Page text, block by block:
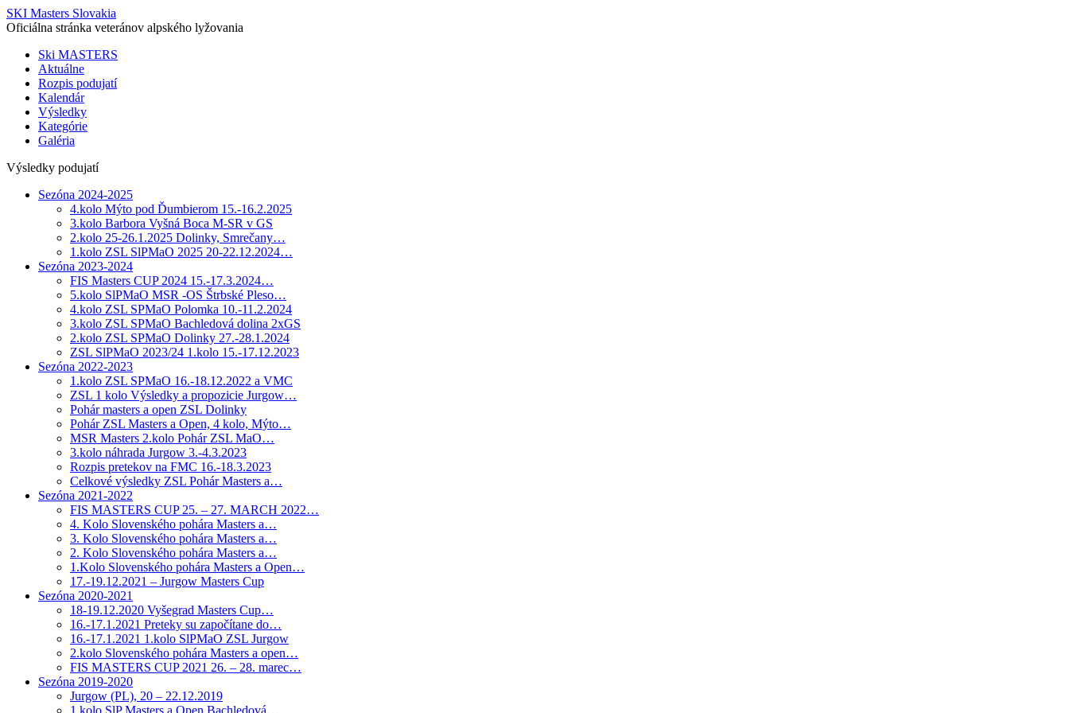
SKI Masters Slovakia
Oficiálna stránka veteránov alpského lyžovania
Ski MASTERS
Aktuálne
Rozpis podujatí
Kalendár
Výsledky
Kategórie
Galéria
Výsledky podujatí
Sezóna 2024-2025
4.kolo Mýto pod Ďumbierom 15.-16.2.2025
3.kolo Barbora Vyšná Boca M-SR v GS
2.kolo 25-26.1.2025 Dolinky, Smrečany…
1.kolo ZSL SlPMaO 2025 20-22.12.2024…
Sezóna 2023-2024
FIS Masters CUP 2024 15.-17.3.2024…
5.kolo SlPMaO MSR -OS Štrbské Pleso…
4.kolo ZSL SPMaO Polomka 10.-11.2.2024
3.kolo ZSL SPMaO Bachledová dolina 2xGS
2.kolo ZSL SPMaO Dolinky 27.-28.1.2024
ZSL SlPMaO 2023/24 1.kolo 15.-17.12.2023
Sezóna 2022-2023
1.kolo ZSL SPMaO 16.-18.12.2022 a VMC
ZSL 1 kolo Výsledky a propozicie Jurgow…
Pohár masters a open ZSL Dolinky
Pohár ZSL Masters a Open, 4 kolo, Mýto…
MSR Masters 2.kolo Pohár ZSL MaO…
3.kolo náhrada Jurgow 3.-4.3.2023
Rozpis pretekov na FMC 16.-18.3.2023
Celkové výsledky ZSL Pohár Masters a…
Sezóna 2021-2022
FIS MASTERS CUP 25. – 27. MARCH 2022…
4. Kolo Slovenského pohára Masters a…
3. Kolo Slovenského pohára Masters a…
2. Kolo Slovenského pohára Masters a…
1.Kolo Slovenského pohára Masters a Open…
17.-19.12.2021 – Jurgow Masters Cup
Sezóna 2020-2021
18-19.12.2020 Vyšegrad Masters Cup…
16.-17.1.2021 Preteky su započítane do…
16.-17.1.2021 1.kolo SlPMaO ZSL Jurgow
2.kolo Slovenského pohára Masters a open…
FIS MASTERS CUP 2021 26. – 28. marec…
Sezóna 2019-2020
Jurgow (PL), 20 – 22.12.2019
1.kolo SlP Masters a Open Bachledová…